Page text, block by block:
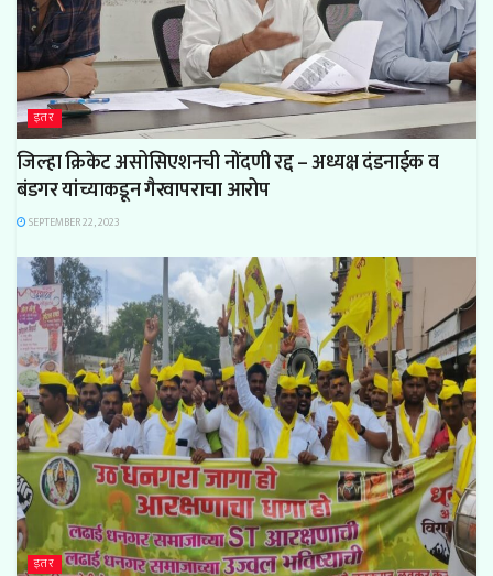
इतर
जिल्हा क्रिकेट असोसिएशनची नोंदणी रद्द – अध्यक्ष दंडनाईक व
बंडगर यांच्याकडून गैरवापराचा आरोप
SEPTEMBER 22, 2023
इतर